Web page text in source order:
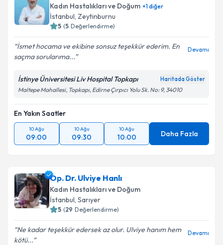
Kadın Hastalıkları ve Doğum +1diğer
İstanbul, Zeytinburnu
5 (5 Değerlendirme)
İsmet hocama ve ekibine sonsuz teşekkür ederim. En
saçma sorularıma...
Devamı
İstinye Üniversitesi Liv Hospital Topkapı Haritada Göster
Maltepe Mahallesi, Topkapı, Edirne Çırpıcı Yolu Sk. No: 9, 34010
En Yakın Saatler
10 Ağu
09:00
10 Ağu
09:30
10 Ağu
10:00 Daha Fazla
Op. Dr. Ulviye Hanlı
Kadın Hastalıkları ve Doğum
İstanbul, Sarıyer
5 (29 Değerlendirme)
Ne kadar teşekkür edersek az olur. Ulviye hanım hem
kötü...
Devamı